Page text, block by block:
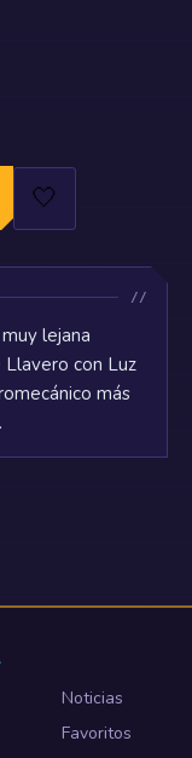
🤍
lejana
con Luz
más
Noticias
Favoritos